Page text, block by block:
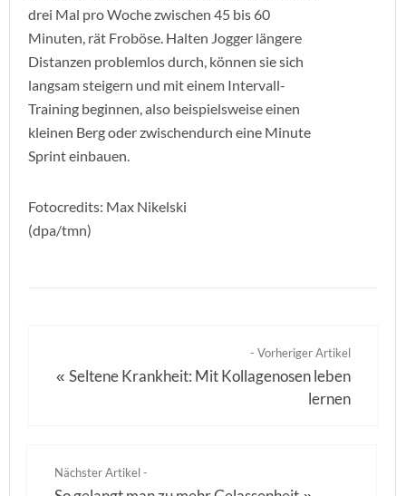
drei Mal pro Woche zwischen 45 bis 60
Minuten, rät Froböse. Halten Jogger längere
Distanzen problemlos durch, können sie sich
langsam steigern und mit einem Intervall-
Training beginnen, also beispielsweise einen
kleinen Berg oder zwischendurch eine Minute
Sprint einbauen.
Fotocredits: Max Nikelski
(dpa/tmn)
- Vorheriger Artikel
«Seltene Krankheit: Mit Kollagenosen leben
lernen
Nächster Artikel -